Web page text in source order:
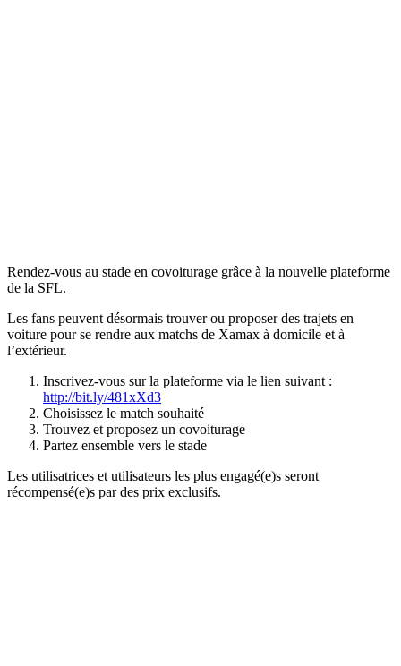
Rendez-vous au stade en covoiturage grâce à la nouvelle plateforme
de la SFL.
Les fans peuvent désormais trouver ou proposer des trajets en
voiture pour se rendre aux matchs de Xamax à domicile et à
l’extérieur.
Inscrivez-vous sur la plateforme via le lien suivant :
http://bit.ly/481xXd3
Choisissez le match souhaité
Trouvez et proposez un covoiturage
Partez ensemble vers le stade
Les utilisatrices et utilisateurs les plus engagé(e)s seront
récompensé(e)s par des prix exclusifs.